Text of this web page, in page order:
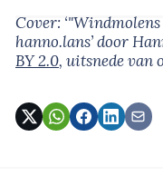
Cover:
hanno.lans’door
BY 2.0, uitsnede van